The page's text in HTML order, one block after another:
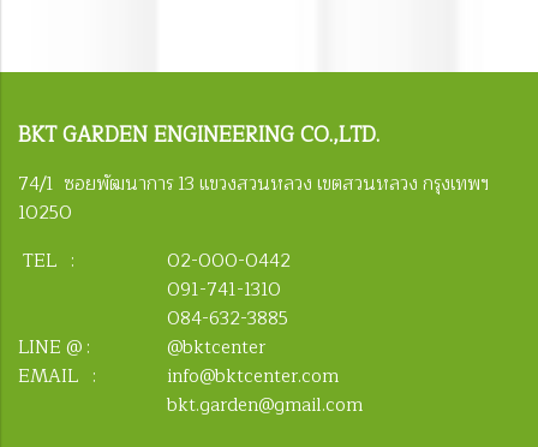
BKTGARDEN ENGINEERING CO.,LTD.
74/1 ซอยพัฒนาการ 13 แขวงสวนหลวง เขตสวนหลวง กรุงเทพฯ
10250
TEL :
02-000-0442
091-741-1310
084-632-3885
LINE @ :
@bktcenter
EMAIL :
info@bktcenter.com
bkt.garden@gmail.com